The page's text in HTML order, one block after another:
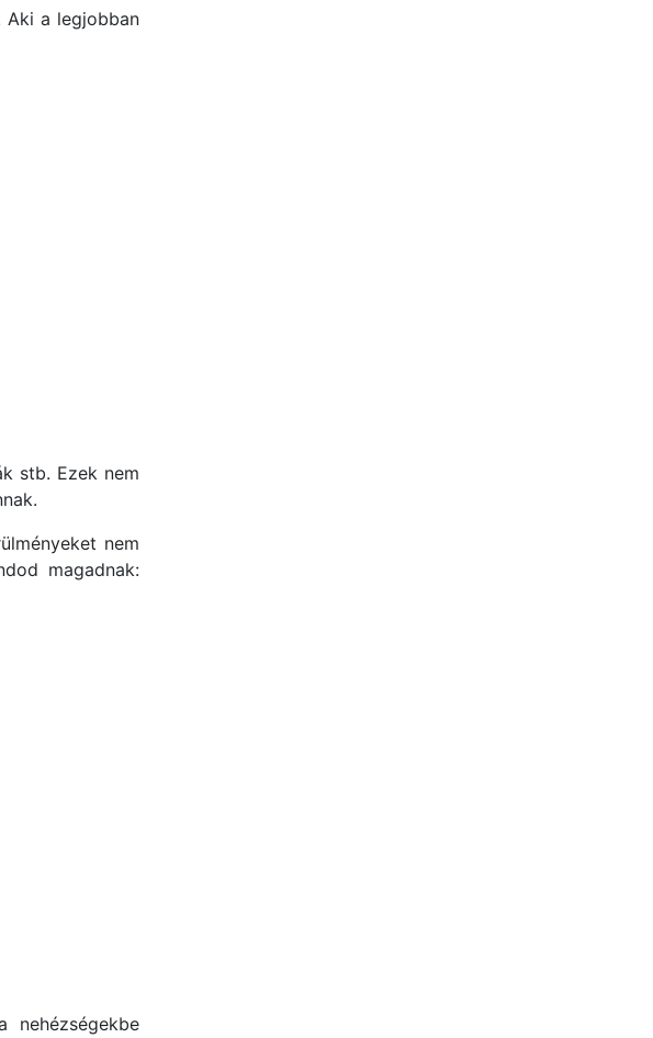
Aki a legjobban
stb. Ezek nem
nem
magadnak:
nehézségekbe